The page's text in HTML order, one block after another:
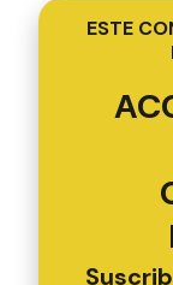
ESTE